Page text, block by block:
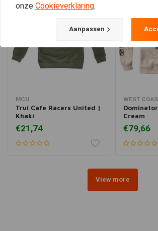
MCU
Trui Cafe Racers United |
Khaki
€21,74
WEST
Cream
€79,66
View more
onze Cookieverklaring.
Aanpassen